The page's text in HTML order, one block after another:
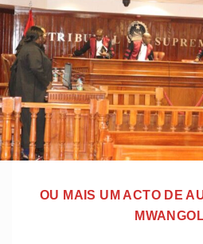
OU MAIS UM ACTO DE